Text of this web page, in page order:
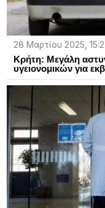
28 Μαρτίου 2025,
Κρήτη: Μεγάλη
υγειονομικών για